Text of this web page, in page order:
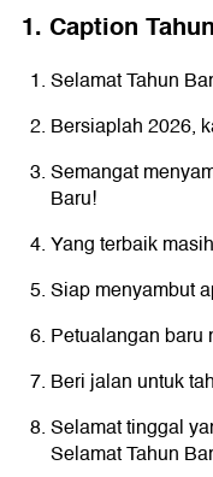
1. Caption
Selamat Tahun
Bersiaplah 2026,
Semangat
Baru!
Yang terbaik
Siap menyambut
Petualangan baru
Beri jalan untuk
Selamat tinggal
Selamat Tahun